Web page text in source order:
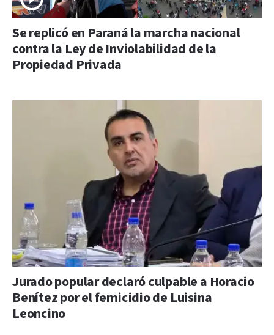
Se replicó en Paraná la marcha nacional
contra la Ley de Inviolabilidad de la
Propiedad Privada
Jurado popular declaró culpable a Horacio
Benítez por el femicidio de Luisina
Leoncino